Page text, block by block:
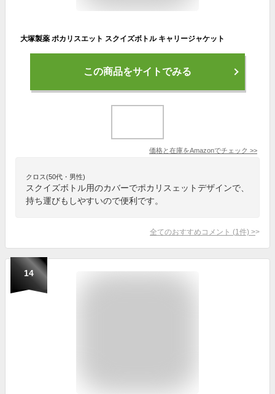
大塚製薬 ポカリスエット スクイズボトル キャリージャケット
この商品をサイトでみる
価格と在庫をAmazonでチェック >>
クロス(50代・男性)
スクイズボトル用のカバーでポカリスェットデザインで、
持ち運びもしやすいので便利です。
全てのおすすめコメント (1 件) >
14